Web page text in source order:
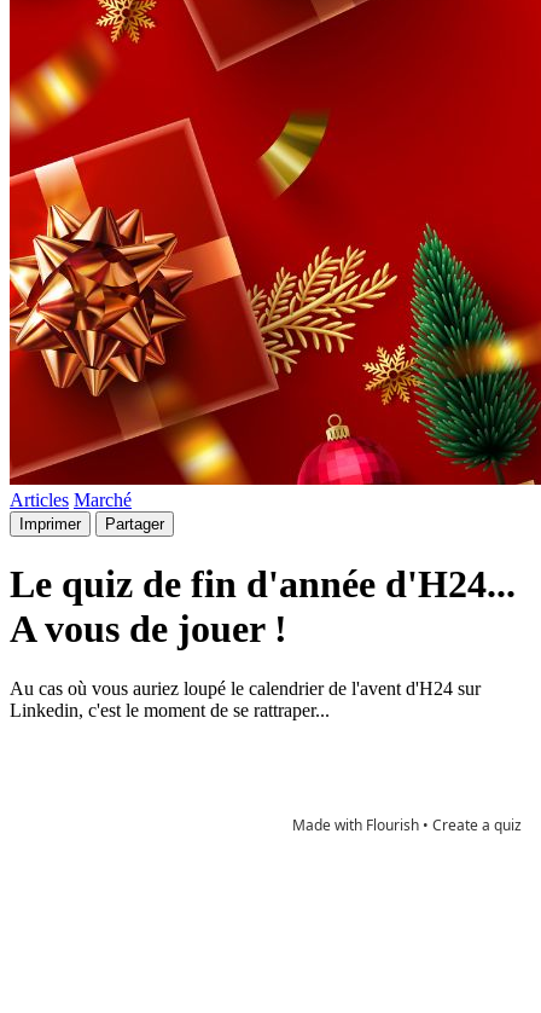
Articles Marché
Imprimer Partager
Le quiz de fin d'année d'H24...
A vous de jouer !
Au cas où vous auriez loupé le calendrier de l'avent d'H24 sur
Linkedin, c'est le moment de se rattraper...